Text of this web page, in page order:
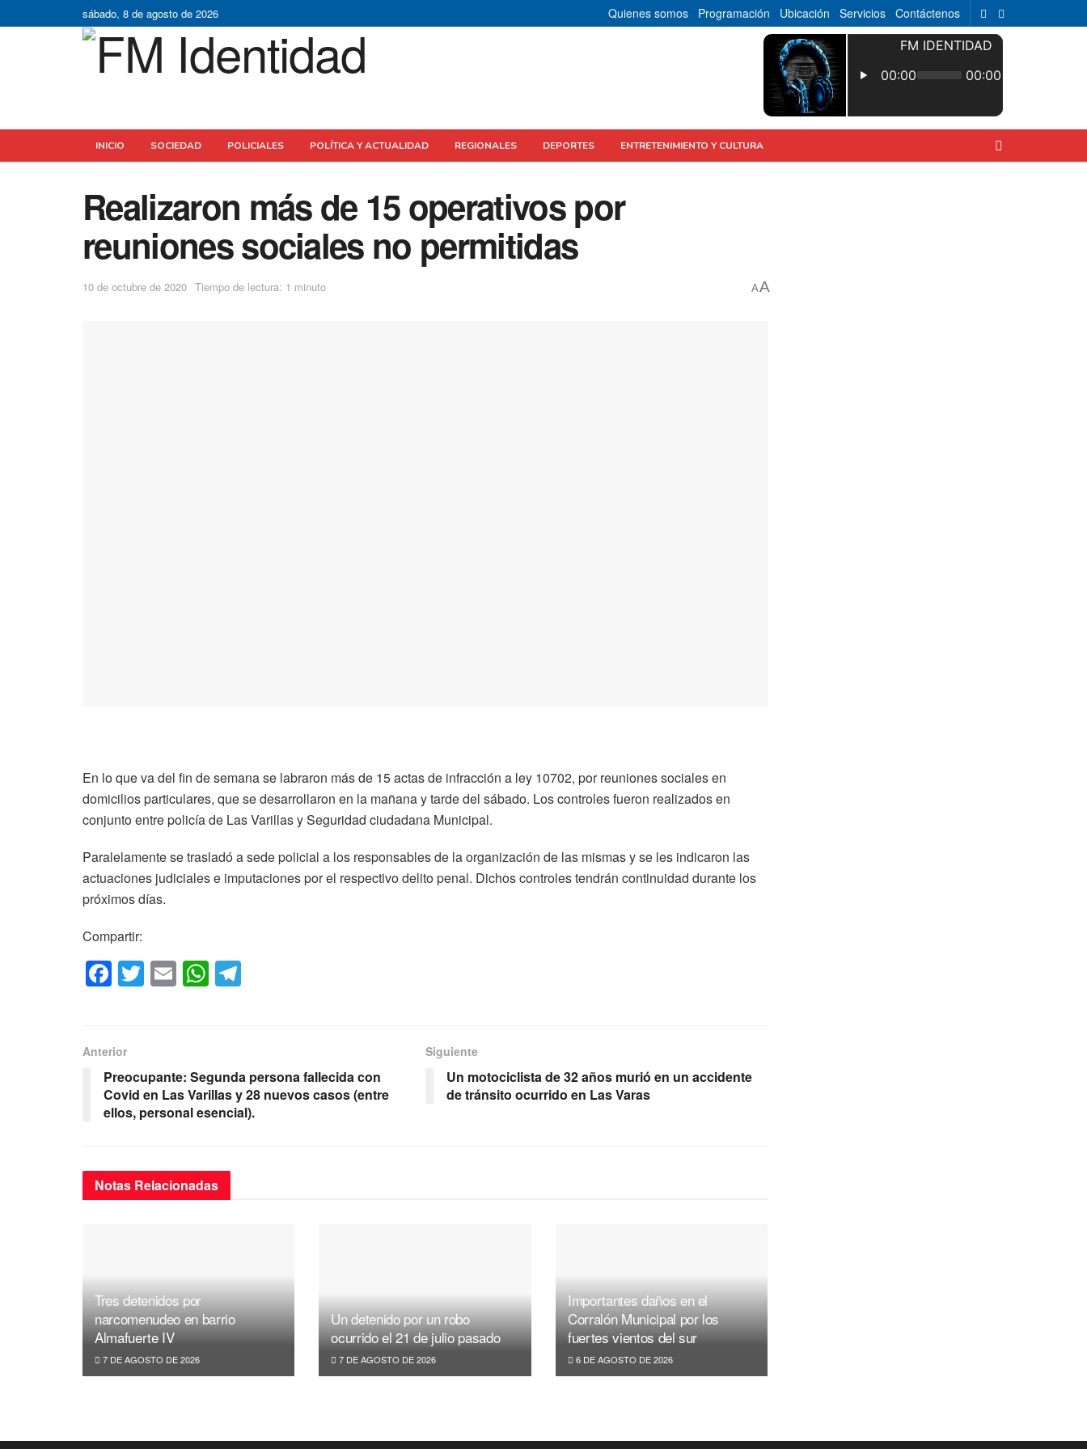
sábado, 8 de agosto de 2026 Quienes somos Programación Ubicación Servicios Contáctenos
INICIO SOCIEDAD POLICIALES POLÍTICA Y ACTUALIDAD REGIONALES DEPORTES ENTRETENIMIENTO Y CULTURA
Realizaron más de 15 operativos por
reuniones sociales no permitidas
10 de octubre de 2020 Tiempo de lectura: 1 minuto AA
En lo que va del fin de semana se labraron más de 15 actas de infracción a ley 10702, por reuniones sociales en
domicilios particulares, que se desarrollaron en la mañana y tarde del sábado. Los controles fueron realizados en
conjunto entre policía de Las Varillas y Seguridad ciudadana Municipal.
Paralelamente se trasladó a sede policial a los responsables de la organización de las mismas y se les indicaron las
actuaciones judiciales e imputaciones por el respectivo delito penal. Dichos controles tendrán continuidad durante los
próximos días.
Compartir:
F
a
e
b
o
o
T
wi
E
m
W
h
A
p
p
a
m
Anterior
Preocupante: Segunda persona fallecida con
Covid en Las Varillas y 28 nuevos casos (entre
ellos, personal esencial).
Siguiente
Un motociclista de 32 años murió en un accidente
de tránsito ocurrido en Las Varas
Notas Relacionadas
Tres detenidos por
narcomenudeo en barrio
Almafuerte IV
7 DE AGOSTO DE 2026
Un detenido por un robo
ocurrido el 21 de julio pasado
7 DE AGOSTO DE 2026
Importantes daños en el
Corralón Municipal por los
fuertes vientos del sur
6 DE AGOSTO DE 2026